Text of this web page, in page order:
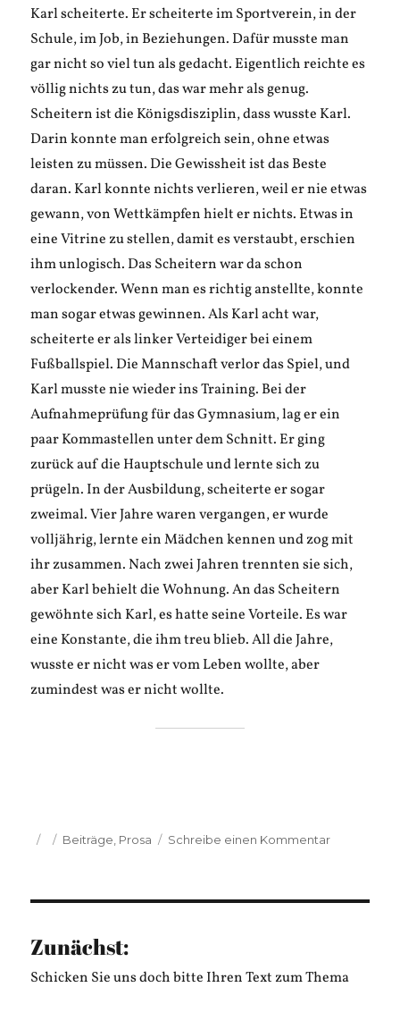
Karl scheiterte. Er scheiterte im Sportverein, in der
Schule, im Job, in Beziehungen. Dafür musste man
gar nicht so viel tun als gedacht. Eigentlich reichte es
völlig nichts zu tun, das war mehr als genug.
Scheitern ist die Königsdisziplin, dass wusste Karl.
Darin konnte man erfolgreich sein, ohne etwas
leisten zu müssen. Die Gewissheit ist das Beste
daran. Karl konnte nichts verlieren, weil er nie etwas
gewann, von Wettkämpfen hielt er nichts. Etwas in
eine Vitrine zu stellen, damit es verstaubt, erschien
ihm unlogisch. Das Scheitern war da schon
verlockender. Wenn man es richtig anstellte, konnte
man sogar etwas gewinnen. Als Karl acht war,
scheiterte er als linker Verteidiger bei einem
Fußballspiel. Die Mannschaft verlor das Spiel, und
Karl musste nie wieder ins Training. Bei der
Aufnahmeprüfung für das Gymnasium, lag er ein
paar Kommastellen unter dem Schnitt. Er ging
zurück auf die Hauptschule und lernte sich zu
prügeln. In der Ausbildung, scheiterte er sogar
zweimal. Vier Jahre waren vergangen, er wurde
volljährig, lernte ein Mädchen kennen und zog mit
ihr zusammen. Nach zwei Jahren trennten sie sich,
aber Karl behielt die Wohnung. An das Scheitern
gewöhnte sich Karl, es hatte seine Vorteile. Es war
eine Konstante, die ihm treu blieb. All die Jahre,
wusste er nicht was er vom Leben wollte, aber
zumindest was er nicht wollte.
Veröffentlicht
Kategorien
Beiträge Prosa Schreibe einen Kommentarzu
Zunächst:
Schicken Sie uns doch bitte Ihren Text zum Thema